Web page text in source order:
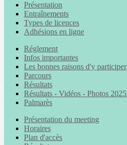
Présentation
Entraînements
Types de licences
Adhésions en ligne
Réglement
Infos importantes
Les bonnes raisons d'y participer
Parcours
Résultats
Résultats - Vidéos - Photos 2025
Palmarès
Présentation du meeting
Horaires
Plan d'accès